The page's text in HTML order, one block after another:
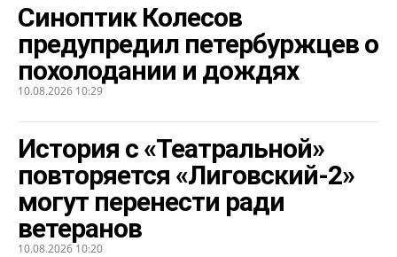
Синоптик Колесов
предупредил петербуржцев о
похолодании и дождях
10.08.2026 10:29
История с «Театральной»
повторяется «Лиговский-2»
могут перенести ради
ветеранов
10.08.2026 10:20